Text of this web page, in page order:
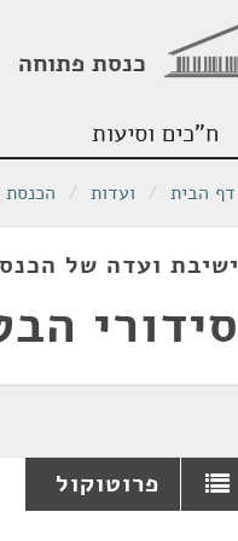
כנסת פתוחה
ח"כים וסיעות
דף הבית / ועדות / הכנסת
ישיבת ועדה של הכנסת ה-9 מתאריך
סידורי
פרוטוקול